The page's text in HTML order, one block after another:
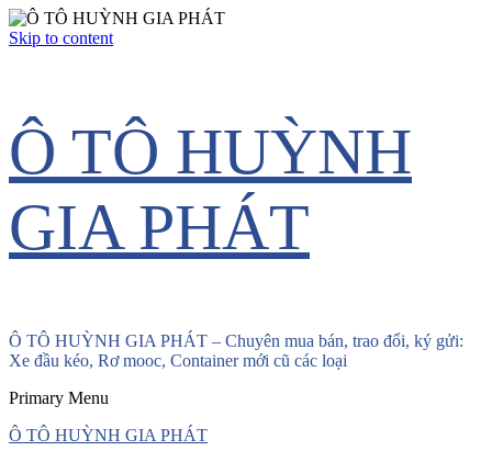
Skip to content
Ô TÔ HUỲNH
GIA PHÁT
Ô TÔ HUỲNH GIA PHÁT – Chuyên mua bán, trao đổi, ký gửi:
Xe đầu kéo, Rơ mooc, Container mới cũ các loại
Primary Menu
Ô TÔ HUỲNH GIA PHÁT